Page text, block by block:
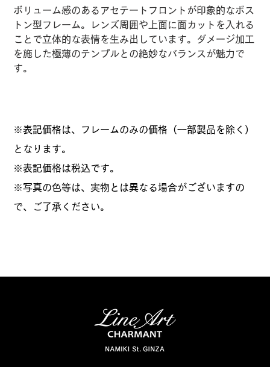
ボリューム感のあるアセテートフロントが印象的なボス
トン型フレーム。レンズ周囲や上面に面カットを入れる
ことで立体的な表情を生み出しています。ダメージ加工
を施した極薄のテンプルとの絶妙なバランスが魅力で
す。
※表記価格は、フレームのみの価格（一部製品を除く）
となります。
​※表記価格は税込です。
※写真の色等は、実物とは異なる場合がございますの
で、ご了承ください。